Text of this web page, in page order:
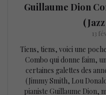
Guillaume Dion
13
Tiens, tiens, voici une
Combo qui donne faim,
certaines galettes des
(Jimmy Smith, Lou
pianiste Guillaume Dion,